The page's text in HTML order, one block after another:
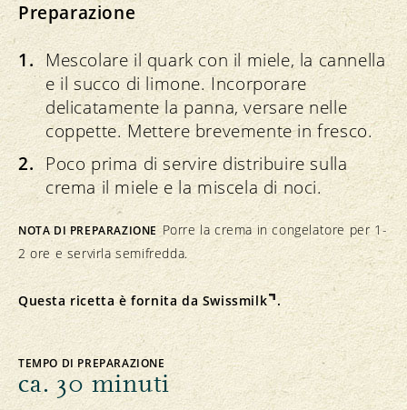
Preparazione
Mescolare il quark con il miele, la cannella
e il succo di limone. Incorporare
delicatamente la panna, versare nelle
coppette. Mettere brevemente in fresco.
Poco prima di servire distribuire sulla
crema il miele e la miscela di noci.
NOTA DI PREPARAZIONE Porre la crema in congelatore per 1-
2 ore e servirla semifredda.
Questa ricetta è fornita daSwissmilk .
TEMPO DI PREPARAZIONE
ca. 30 minuti